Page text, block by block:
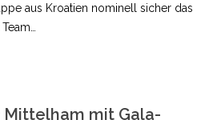
aus Kroatien nominell sicher das
Mittelham mit Gala-